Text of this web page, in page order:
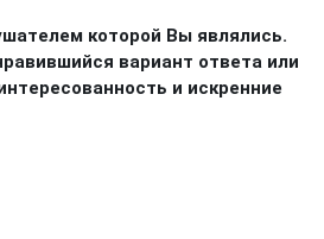
которой Вы являлись.
вариант ответа или
и искренние